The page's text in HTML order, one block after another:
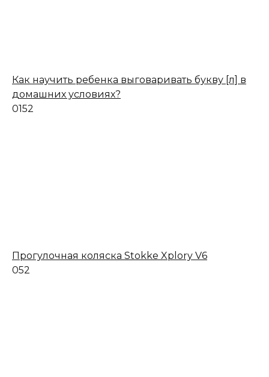
Как научить ребенка выговаривать букву [л] в
домашних условиях?
0152
Прогулочная коляска Stokke Xplory V6
052